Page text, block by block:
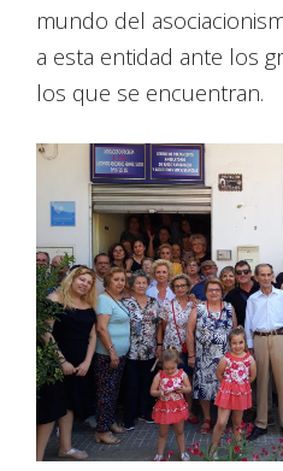
mundo del
a esta entidad ante los
los que se encuentran.